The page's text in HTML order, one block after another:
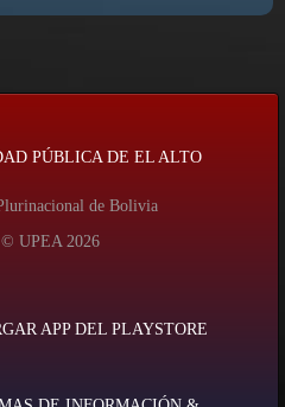
PÚBLICA DE EL ALTO
de Bolivia
UPEA 2026
APP DEL PLAYSTORE